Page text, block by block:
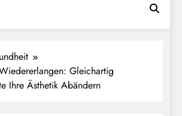
Gleichartig
Ihre Ästhetik Abändern